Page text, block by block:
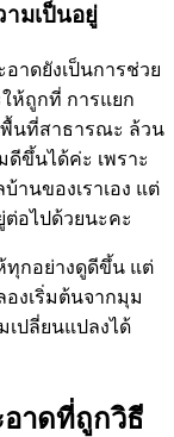
มเป็นอยู่
าดยังเป็นการช่วย
ห้ถูกที่ การแยก
นที่สาธารณะ ล้วน
ขึ้นได้ค่ะ เพราะ
านของเราเอง แต่
ต่อไปด้วยนะคะ
ทุกอย่างดูดีขึ้น แต่
งเริ่มต้นจากมุม
ปลี่ยนแปลงได้
าดที่ถูกวิธี